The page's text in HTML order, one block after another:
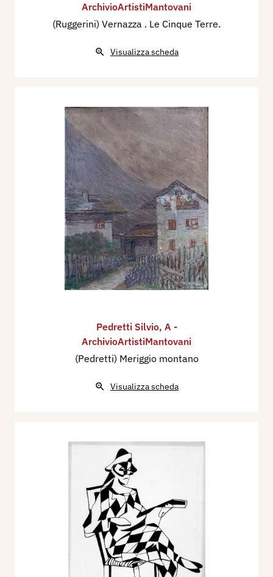
ArchivioArtistiMantovani
(Ruggerini) Vernazza . Le Cinque Terre.
Visualizza scheda
Pedretti Silvio, A -
ArchivioArtistiMantovani
(Pedretti) Meriggio montano
Visualizza scheda